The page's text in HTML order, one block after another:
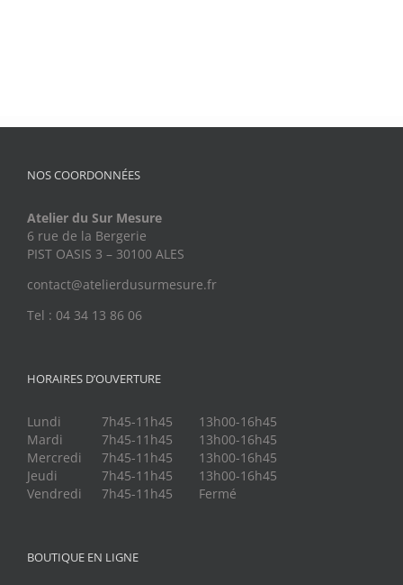
NOS COORDONNÉES
Atelier du Sur Mesure
6 rue de la Bergerie
PIST OASIS 3 – 30100 ALES
contact@atelierdusurmesure.fr
Tel : 04 34 13 86 06
HORAIRES D’OUVERTURE
Lundi 7h45-11h45
13h00-16h45
Mardi
7h45-11h45
13h00-16h45
Mercredi
7h45-11h45
13h00-16h45
Jeudi
7h45-11h45
13h00-16h45
Vendredi
7h45-11h45 Fermé
BOUTIQUE EN LIGNE